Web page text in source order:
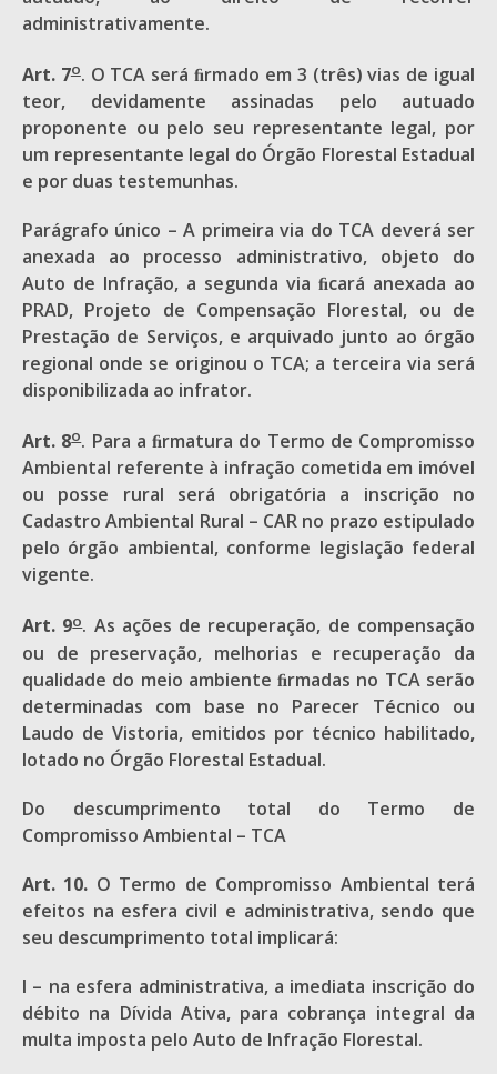
administrativamente.
Art. 7o. O TCA será ﬁrmado em 3 (três) vias de igual
teor, devidamente assinadas pelo autuado
proponente ou pelo seu representante legal, por
um representante legal do Órgão Florestal Estadual
e por duas testemunhas.
Parágrafo único – A primeira via do TCA deverá ser
anexada ao processo administrativo, objeto do
Auto de Infração, a segunda via ﬁcará anexada ao
PRAD, Projeto de Compensação Florestal, ou de
Prestação de Serviços, e arquivado junto ao órgão
regional onde se originou o TCA; a terceira via será
disponibilizada ao infrator.
Art. 8o. Para a ﬁrmatura do Termo de Compromisso
Ambiental referente à infração cometida em imóvel
ou posse rural será obrigatória a inscrição no
Cadastro Ambiental Rural – CAR no prazo estipulado
pelo órgão ambiental, conforme legislação federal
vigente.
Art. 9o. As ações de recuperação, de compensação
ou de preservação, melhorias e recuperação da
qualidade do meio ambiente ﬁrmadas no TCA serão
determinadas com base no Parecer Técnico ou
Laudo de Vistoria, emitidos por técnico habilitado,
lotado no Órgão Florestal Estadual.
Do descumprimento total do Termo de
Compromisso Ambiental – TCA
Art. 10. O Termo de Compromisso Ambiental terá
efeitos na esfera civil e administrativa, sendo que
seu descumprimento total implicará:
I – na esfera administrativa, a imediata inscrição do
débito na Dívida Ativa, para cobrança integral da
multa imposta pelo Auto de Infração Florestal.